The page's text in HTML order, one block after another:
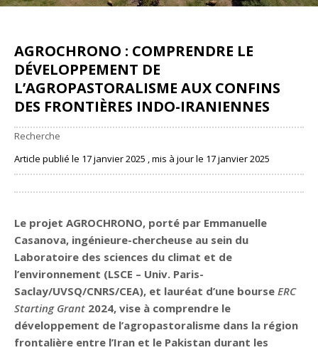
AGROCHRONO : COMPRENDRE LE
DÉVELOPPEMENT DE
L’AGROPASTORALISME AUX CONFINS
DES FRONTIÈRES INDO-IRANIENNES
Recherche
Article publié le 17 janvier 2025 , mis à jour le 17 janvier 2025
Le projet AGROCHRONO, porté par Emmanuelle
Casanova, ingénieure-chercheuse au sein du
Laboratoire des sciences du climat et de
l’environnement (LSCE – Univ. Paris-
Saclay/UVSQ/CNRS/CEA), et lauréat d’une bourse ERC
Starting Grant 2024, vise à comprendre le
développement de l’agropastoralisme dans la région
frontalière entre l’Iran et le Pakistan durant les